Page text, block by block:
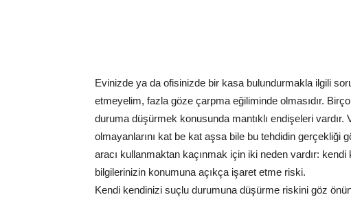
Evinizde ya da ofisinizde bir kasa bulundurmakla ilgili
etmeyelim, fazla göze çarpma eğiliminde olmasıdır.
duruma düşürmek konusunda mantıklı endişeleri
olmayanlarını kat be kat aşsa bile bu tehdidin gerçekliği
aracı kullanmaktan kaçınmak için iki neden vardır:
bilgilerinizin konumuna açıkça işaret etme riski.
Kendi kendinizi suçlu durumuna düşürme riskini göz